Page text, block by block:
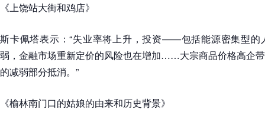
《上饶站大街和鸡店》
斯卡佩塔表示：“失业率将上升，投资——包括能源密集型
弱，金融市场重新定价的风险也在增加……大宗商品价格高企
的减弱部分抵消。”
《榆林南门口的姑娘的由来和历史背景》